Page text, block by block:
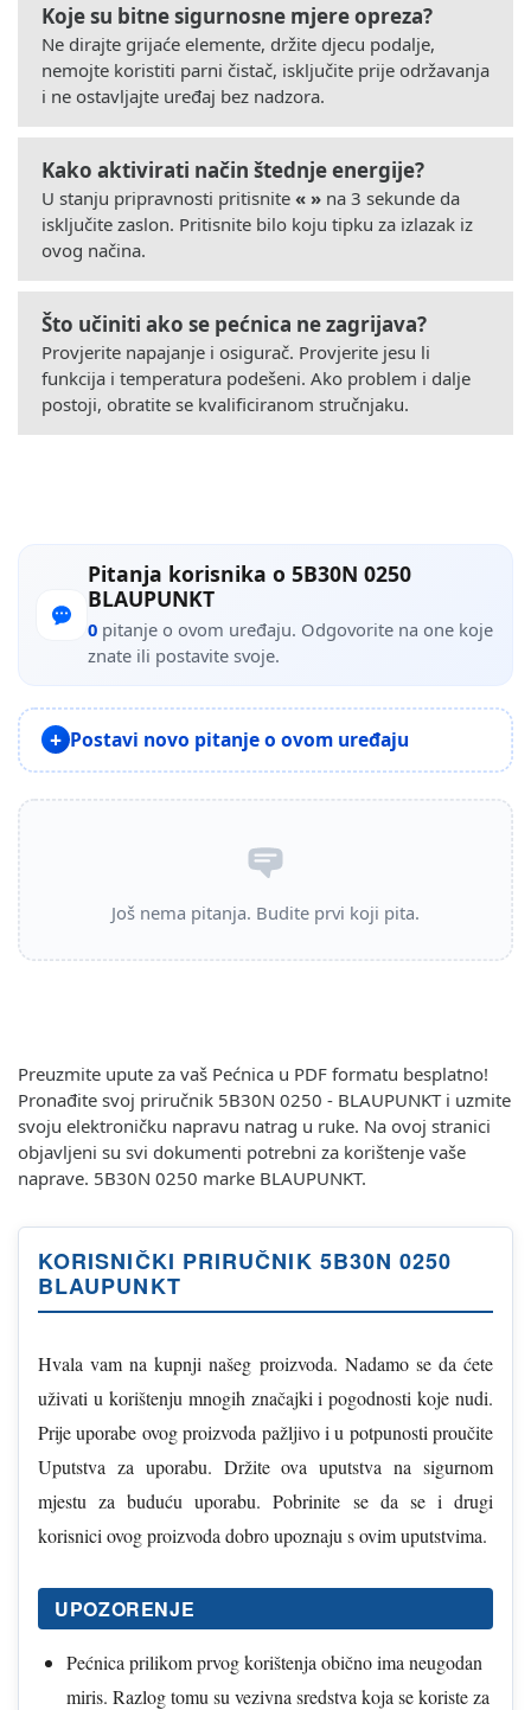
Koje su bitne sigurnosne mjere opreza?
Ne dirajte grijaće elemente, držite djecu podalje,
nemojte koristiti parni čistač, isključite prije održavanja
i ne ostavljajte uređaj bez nadzora.
Kako aktivirati način štednje energije?
U stanju pripravnosti pritisnite « » na 3 sekunde da
isključite zaslon. Pritisnite bilo koju tipku za izlazak iz
ovog načina.
Što učiniti ako se pećnica ne zagrijava?
Provjerite napajanje i osigurač. Provjerite jesu li
funkcija i temperatura podešeni. Ako problem i dalje
postoji, obratite se kvalificiranom stručnjaku.
Pitanja korisnika o 5B30N 0250
BLAUPUNKT
0 pitanje o ovom uređaju. Odgovorite na one koje
znate ili postavite svoje.
Postavi novo pitanje o ovom uređaju
Još nema pitanja. Budite prvi koji pita.
Preuzmite upute za vaš Pećnica u PDF formatu besplatno!
Pronađite svoj priručnik 5B30N 0250 - BLAUPUNKT i uzmite
svoju elektroničku napravu natrag u ruke. Na ovoj stranici
objavljeni su svi dokumenti potrebni za korištenje vaše
naprave. 5B30N 0250 marke BLAUPUNKT.
KORISNIČKI PRIRUČNIK 5B30N 0250
BLAUPUNKT
Hvala vam na kupnji našeg proizvoda. Nadamo se da ćete
uživati u korištenju mnogih značajki i pogodnosti koje nudi.
Prije uporabe ovog proizvoda pažljivo i u potpunosti proučite
Uputstva za uporabu. Držite ova uputstva na sigurnom
mjestu za buduću uporabu. Pobrinite se da se i drugi
korisnici ovog proizvoda dobro upoznaju s ovim uputstvima.
UPOZORENJE
Pećnica prilikom prvog korištenja obično ima neugodan
miris. Razlog tomu su vezivna sredstva koja se koriste za